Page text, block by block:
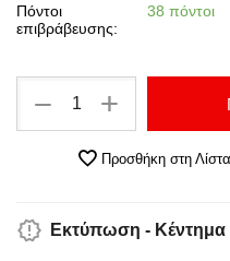
Πόντοι
επιβράβευσης:
38 πόντοι
+
−
Προσθήκη στη
Εκτύπωση - Κέντημα